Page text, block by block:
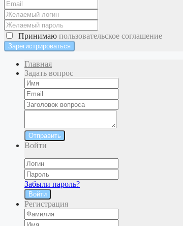
Принимаю пользовательское соглашение
Главная
Задать вопрос
Отправить
Войти
Забыли пароль?
Войти
Регистрация